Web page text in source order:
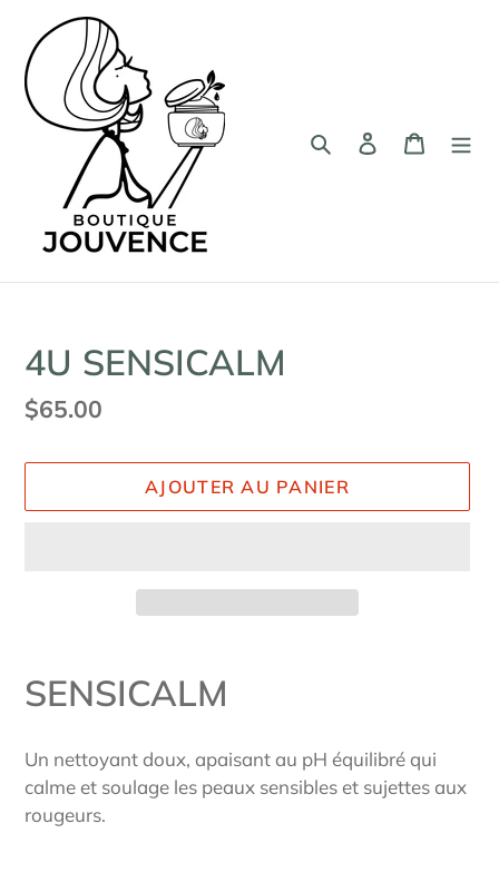
contenu
RechercherSe connecter
Panier
4U SENSICALM
Prix
$65.00
AJOUTER AU PANIER
d'un
produit
votre
panier
SENSICALM
Un nettoyant doux, apaisant au pH équilibré qui
calme et soulage les peaux sensibles et sujettes aux
rougeurs.